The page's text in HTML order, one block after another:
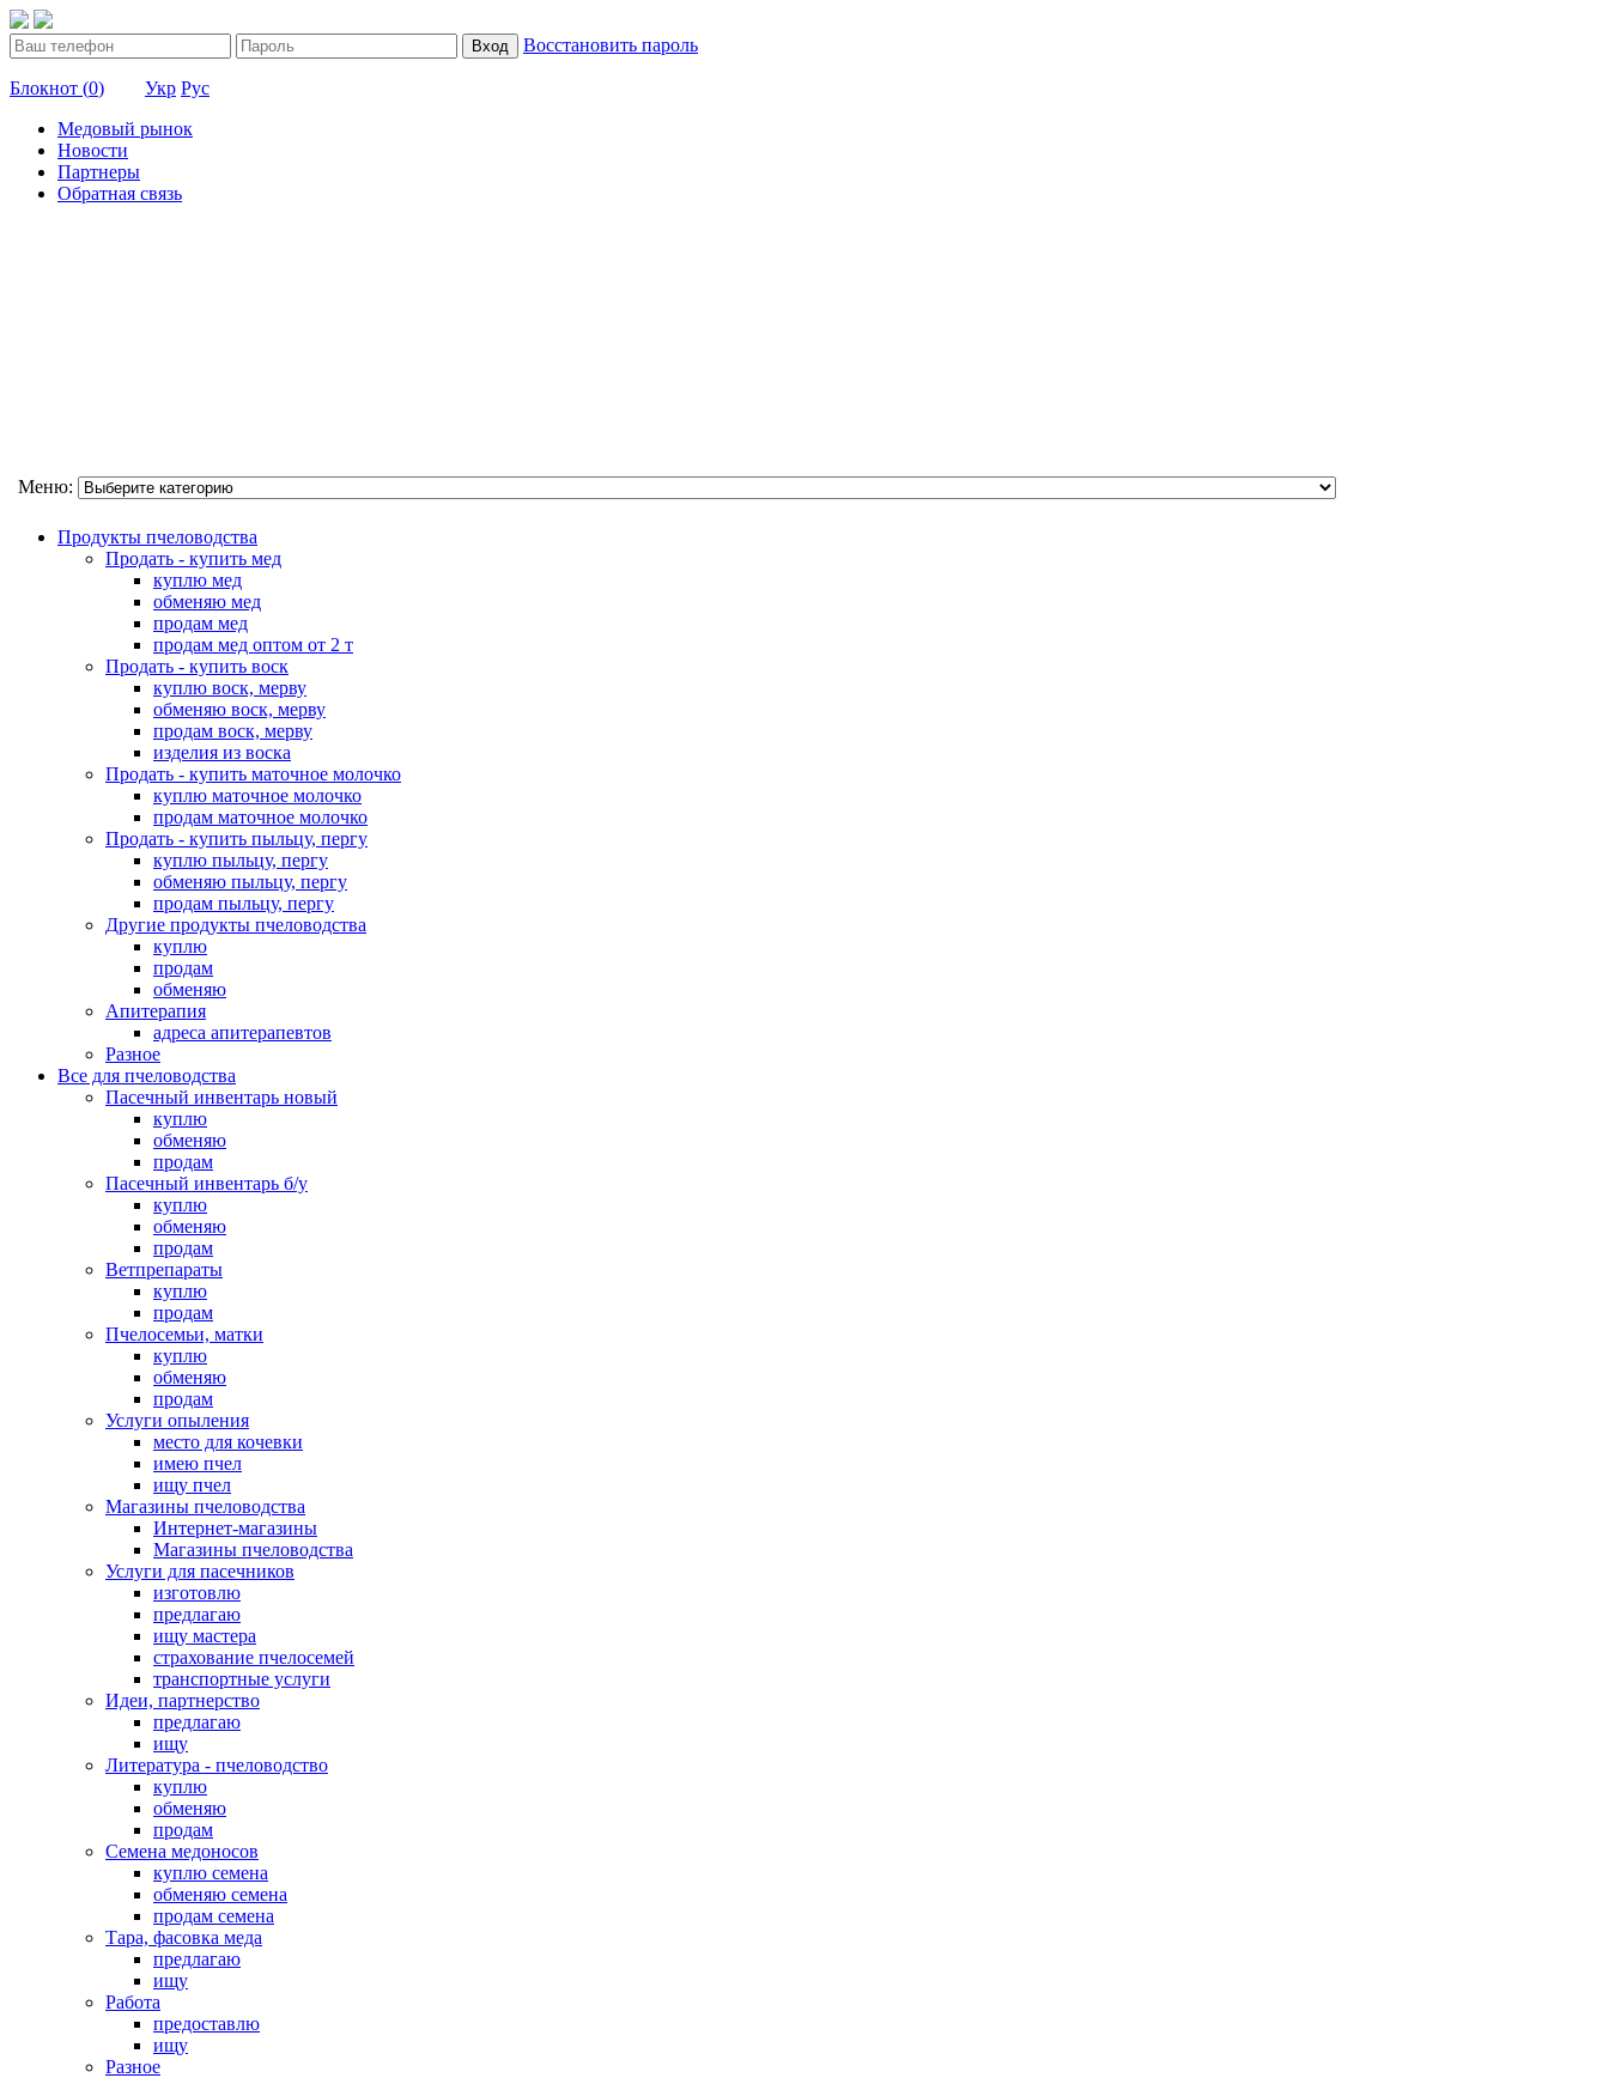
Вход Восстановить пароль
Блокнот (0) Укр Рус
Медовый рынок
Новости
Партнеры
Обратная связь
Меню:
Продукты пчеловодства
Продать - купить мед
куплю мед
обменяю мед
продам мед
продам мед оптом от 2 т
Продать - купить воск
куплю воск, мерву
обменяю воск, мерву
продам воск, мерву
изделия из воска
Продать - купить маточное молочко
куплю маточное молочко
продам маточное молочко
Продать - купить пыльцу, пергу
куплю пыльцу, пергу
обменяю пыльцу, пергу
продам пыльцу, пергу
Другие продукты пчеловодства
куплю
продам
обменяю
Апитерапия
адреса апитерапевтов
Разное
Все для пчеловодства
Пасечный инвентарь новый
куплю
обменяю
продам
Пасечный инвентарь б/у
куплю
обменяю
продам
Ветпрепараты
куплю
продам
Пчелосемьи, матки
куплю
обменяю
продам
Услуги опыления
место для кочевки
имею пчел
ищу пчел
Магазины пчеловодства
Интернет-магазины
Магазины пчеловодства
Услуги для пасечников
изготовлю
предлагаю
ищу мастера
страхование пчелосемей
транспортные услуги
Идеи, партнерство
предлагаю
ищу
Литература - пчеловодство
куплю
обменяю
продам
Семена медоносов
куплю семена
обменяю семена
продам семена
Тара, фасовка меда
предлагаю
ищу
Работа
предоставлю
ищу
Разное